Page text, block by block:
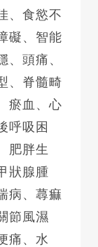
、食慾不
礙、智能
、頭痛、
、脊髓畸
瘀血、心
呼吸困
肥胖生
狀腺腫
病、蕁痲
節風濕
痛、水